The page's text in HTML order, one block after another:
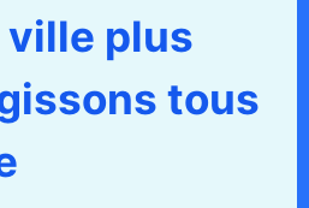
ville plus
tous